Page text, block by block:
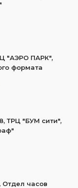
"АЭРО ПАРК",
формата
ТРЦ "БУМ сити",
Отдел часов